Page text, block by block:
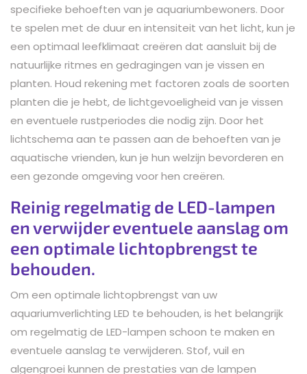
specifieke behoeften van je aquariumbewoners. Door
te spelen met de duur en intensiteit van het licht, kun je
een optimaal leefklimaat creëren dat aansluit bij de
natuurlijke ritmes en gedragingen van je vissen en
planten. Houd rekening met factoren zoals de soorten
planten die je hebt, de lichtgevoeligheid van je vissen
en eventuele rustperiodes die nodig zijn. Door het
lichtschema aan te passen aan de behoeften van je
aquatische vrienden, kun je hun welzijn bevorderen en
een gezonde omgeving voor hen creëren.
Reinig regelmatig de LED-lampen
en verwijder eventuele aanslag om
een optimale lichtopbrengst te
behouden.
Om een optimale lichtopbrengst van uw
aquariumverlichting LED te behouden, is het belangrijk
om regelmatig de LED-lampen schoon te maken en
eventuele aanslag te verwijderen. Stof, vuil en
algengroei kunnen de prestaties van de lampen